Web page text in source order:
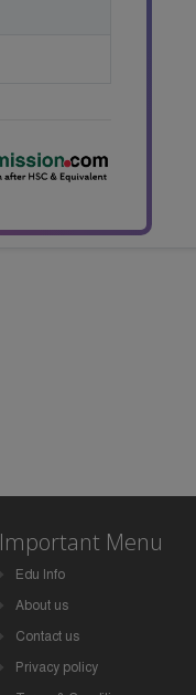
Important Menu
Edu Info
About us
Contact us
Privacy policy